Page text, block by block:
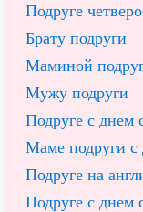
Подруге
Брату подруги
Маминой
Мужу подруги
Подруге с днем
Маме подруги
Подруге на
Подруге с днем